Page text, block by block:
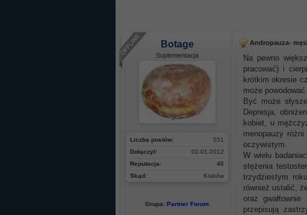
Botage
Suplementacja
551
Liczba postów:
02-01-2012
Dołączył:
40
Reputacja:
Kraków
Skąd:
Grupa: Partner Forum
Andropauza-
Na pewno
pracować) i
krótkim okresie
może
Być może
Depresja,
kobiet, u
menopauzy
oczywistym.
W wielu
stężenia
trzydziestym
również ustalić,
oraz
przepisują